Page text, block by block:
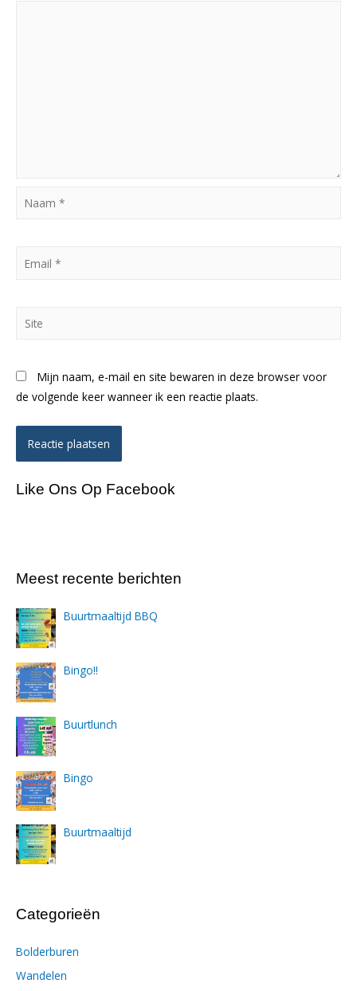
Naam
Mijn naam, e-mail en site bewaren in deze browser voor
de volgende keer wanneer ik een reactie plaats.
Like Ons Op Facebook
Meest recente berichten
Buurtmaaltijd BBQ
Bingo!!
Buurtlunch
Bingo
Buurtmaaltijd
Categorieën
Bolderburen
Wandelen